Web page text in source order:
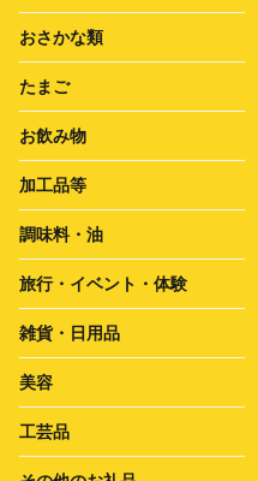
おさかな類
たまご
お飲み物
加工品等
調味料・油
旅行・イベント・体験
雑貨・日用品
美容
工芸品